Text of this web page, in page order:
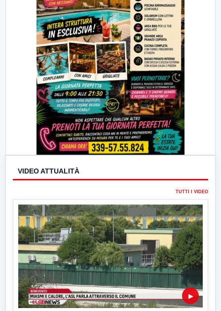
VIDEO ATTUALITÀ
TUTTI I VIDEO
▶